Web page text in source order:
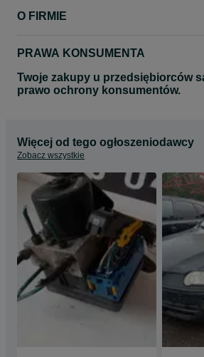
O FIRMIE
PRAWA KONSUMENTA
Twoje zakupy u przedsiębiorców
prawo ochrony konsumentów.
Więcej od tego ogłoszeniodawcy
Zobacz wszystkie